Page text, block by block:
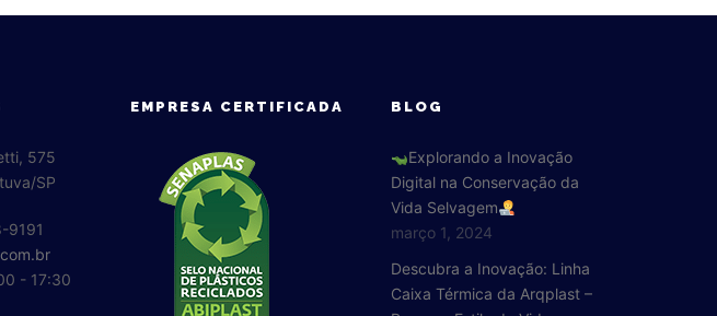
575
SP
9191
- 17:30
EMPRESA CERTIFICADA BLOG
Explorando a Inovação
Digital na Conservação da
Vida Selvagem
março 1, 2024
Descubra a Inovação: Linha
Caixa Térmica da Arqplast –